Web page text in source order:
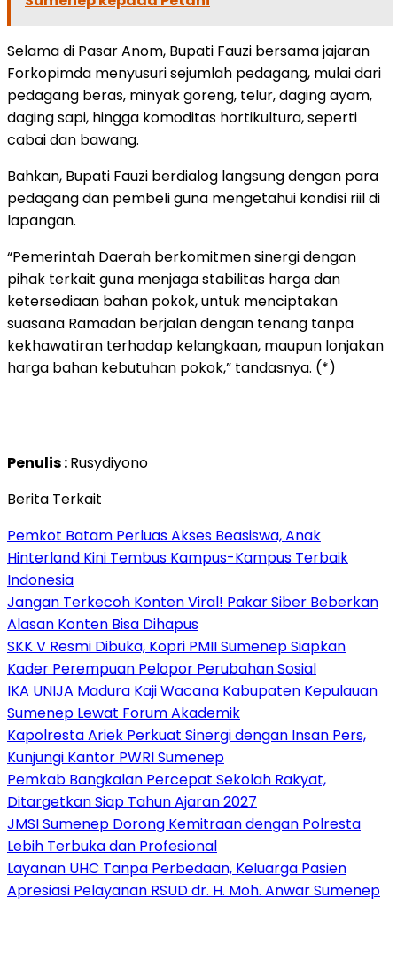
Selama di Pasar Anom, Bupati Fauzi bersama jajaran
Forkopimda menyusuri sejumlah pedagang, mulai dari
pedagang beras, minyak goreng, telur, daging ayam,
daging sapi, hingga komoditas hortikultura, seperti
cabai dan bawang.
Bahkan, Bupati Fauzi berdialog langsung dengan para
pedagang dan pembeli guna mengetahui kondisi riil di
lapangan.
“Pemerintah Daerah berkomitmen sinergi dengan
pihak terkait guna menjaga stabilitas harga dan
ketersediaan bahan pokok, untuk menciptakan
suasana Ramadan berjalan dengan tenang tanpa
kekhawatiran terhadap kelangkaan, maupun lonjakan
harga bahan kebutuhan pokok,” tandasnya. (*)
Penulis :Rusydiyono
Berita Terkait
Pemkot Batam Perluas Akses Beasiswa, Anak
Hinterland Kini Tembus Kampus-Kampus Terbaik
Indonesia
Jangan Terkecoh Konten Viral! Pakar Siber Beberkan
Alasan Konten Bisa Dihapus
SKK V Resmi Dibuka, Kopri PMII Sumenep Siapkan
Kader Perempuan Pelopor Perubahan Sosial
IKA UNIJA Madura Kaji Wacana Kabupaten Kepulauan
Sumenep Lewat Forum Akademik
Kapolresta Ariek Perkuat Sinergi dengan Insan Pers,
Kunjungi Kantor PWRI Sumenep
Pemkab Bangkalan Percepat Sekolah Rakyat,
Ditargetkan Siap Tahun Ajaran 2027
JMSI Sumenep Dorong Kemitraan dengan Polresta
Lebih Terbuka dan Profesional
Layanan UHC Tanpa Perbedaan, Keluarga Pasien
Apresiasi Pelayanan RSUD dr. H. Moh. Anwar Sumenep